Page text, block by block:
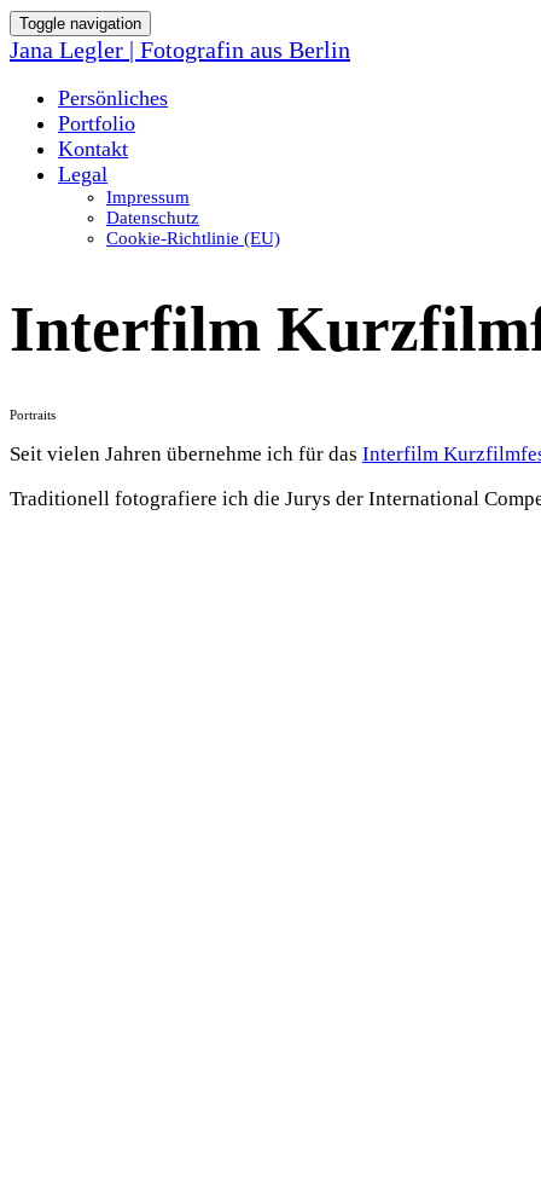
Toggle navigation
Jana Legler | Fotografin aus Berlin
Persönliches
Portfolio
Kontakt
Legal
Impressum
Datenschutz
Cookie-Richtlinie (EU)
Interfilm
Portraits
Seit vielen Jahren übernehme ich für das Interfilm
Traditionell fotografiere ich die Jurys der International